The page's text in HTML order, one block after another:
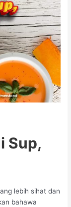
Sup,
lebih sihat dan
bahawa